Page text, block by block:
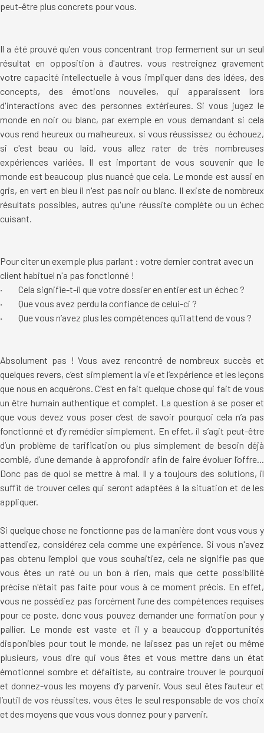
peut-être plus concrets pour vous.
Il a été prouvé qu'en vous concentrant trop fermement sur un seul
résultat en opposition à d'autres, vous restreignez gravement
votre capacité intellectuelle à vous impliquer dans des idées, des
concepts, des émotions nouvelles, qui apparaissent lors
d'interactions avec des personnes extérieures. Si vous jugez le
monde en noir ou blanc, par exemple en vous demandant si cela
vous rend heureux ou malheureux, si vous réussissez ou échouez,
si c'est beau ou laid, vous allez rater de très nombreuses
expériences variées. Il est important de vous souvenir que le
monde est beaucoup plus nuancé que cela. Le monde est aussi en
gris, en vert en bleu il n'est pas noir ou blanc. Il existe de nombreux
résultats possibles, autres qu'une réussite complète ou un échec
cuisant.
Pour citer un exemple plus parlant : votre dernier contrat avec un
client habituel n'a pas fonctionné !
· Cela signifie-t-il que votre dossier en entier est un échec ?
· Que vous avez perdu la confiance de celui-ci ?
· Que vous n’avez plus les compétences qu’il attend de vous ?
Absolument pas ! Vous avez rencontré de nombreux succès et
quelques revers, c’est simplement la vie et l’expérience et les leçons
que nous en acquérons. C'est en fait quelque chose qui fait de vous
un être humain authentique et complet. La question à se poser et
que vous devez vous poser c’est de savoir pourquoi cela n’a pas
fonctionné et d’y remédier simplement. En effet, il s’agit peut-être
d’un problème de tarification ou plus simplement de besoin déjà
comblé, d’une demande à approfondir afin de faire évoluer l’offre...
Donc pas de quoi se mettre à mal. Il y a toujours des solutions, il
suffit de trouver celles qui seront adaptées à la situation et de les
appliquer.
Si quelque chose ne fonctionne pas de la manière dont vous vous y
attendiez, considérez cela comme une expérience. Si vous n'avez
pas obtenu l’emploi que vous souhaitiez, cela ne signifie pas que
vous êtes un raté ou un bon à rien, mais que cette possibilité
précise n'était pas faite pour vous à ce moment précis. En effet,
vous ne possédiez pas forcément l’une des compétences requises
pour ce poste, donc vous pouvez demander une formation pour y
pallier. Le monde est vaste et il y a beaucoup d'opportunités
disponibles pour tout le monde, ne laissez pas un rejet ou même
plusieurs, vous dire qui vous êtes et vous mettre dans un état
émotionnel sombre et défaitiste, au contraire trouver le pourquoi
et donnez-vous les moyens d’y parvenir. Vous seul êtes l’auteur et
l’outil de vos réussites, vous êtes le seul responsable de vos choix
et des moyens que vous vous donnez pour y parvenir.